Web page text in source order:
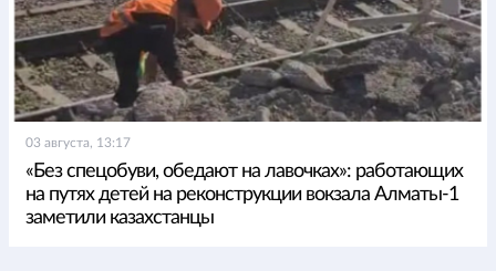
03 августа, 13:17
«Без спецобуви, обедают на лавочках»: работающих
на путях детей на реконструкции вокзала Алматы-1
заметили казахстанцы